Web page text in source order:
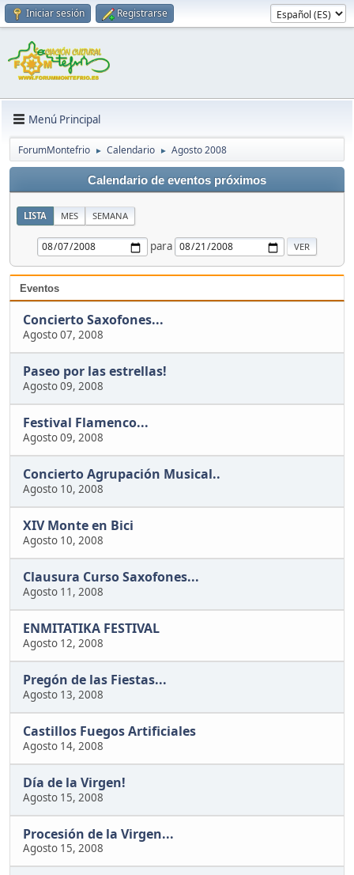
Iniciar sesión Registrarse
Menú Principal
ForumMontefrio ► Calendario ► Agosto 2008
Calendario de eventos próximos
LISTA MES SEMANA
para
Eventos
Concierto Saxofones...
Agosto 07, 2008
Paseo por las estrellas!
Agosto 09, 2008
Festival Flamenco...
Agosto 09, 2008
Concierto Agrupación Musical..
Agosto 10, 2008
XIV Monte en Bici
Agosto 10, 2008
Clausura Curso Saxofones...
Agosto 11, 2008
ENMITATIKA FESTIVAL
Agosto 12, 2008
Pregón de las Fiestas...
Agosto 13, 2008
Castillos Fuegos Artificiales
Agosto 14, 2008
Día de la Virgen!
Agosto 15, 2008
Procesión de la Virgen...
Agosto 15, 2008